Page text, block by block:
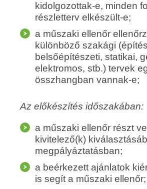
kidolgozottak-e, minden
részletterv elkészült-e;
a műszaki ellenőr
különböző szakági
belsőépítészeti, statikai,
elektromos, stb.) tervek
összhangban vannak-e;
Az előkészítés időszakában:
a műszaki ellenőr részt
kivitelező(k)
megpályáztatásban;
a beérkezett ajánlatok
is segít a műszaki ellenőr;